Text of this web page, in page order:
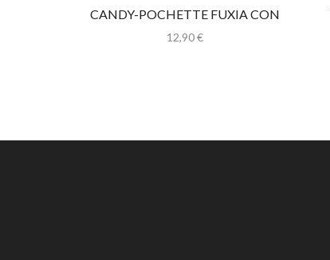
CANDY-POCHETTE FUXIA CON
CATENINA
12,90€